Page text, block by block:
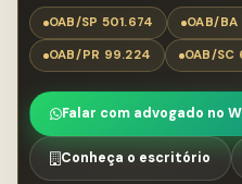
OAB/SP 501.674 OAB/
OAB/PR 99.224
OAB/SC
Falar com advogado no
Conheça o escritório